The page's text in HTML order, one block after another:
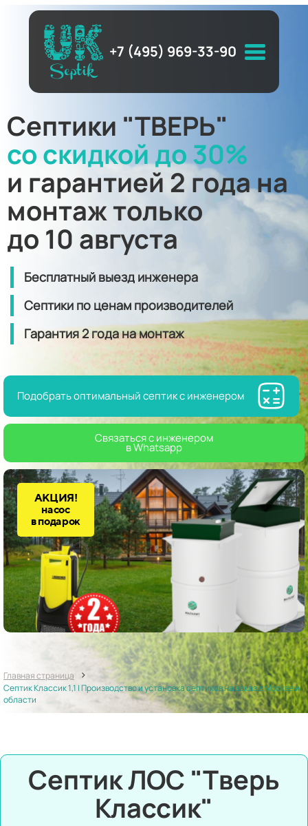
+7 (495) 969-33-90
Септики "ТВЕРЬ"
со скидкой до 30%
и гарантией 2 года на
монтаж только
до 10 августа
Бесплатный выезд инженера
Септики по ценам производителей
Гарантия2 годана монтаж
Подобрать оптимальный септик с инженером
Связаться с инженером
в Whatsapp
АКЦИЯ!
насос
в подарок
Главная страница >
Септик Классик 1,1 | Производство и установка септиков на заказ в Москве и
области
Септик ЛОС "Тверь
Классик"